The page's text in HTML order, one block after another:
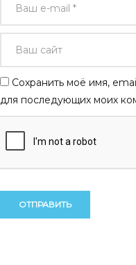
Сохранить моё имя,
для последующих моих